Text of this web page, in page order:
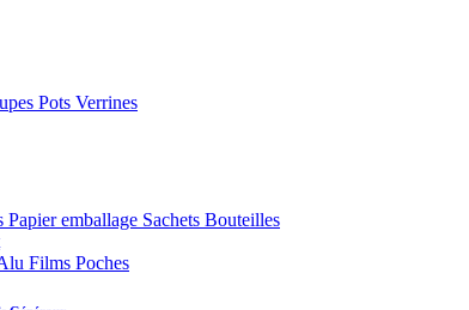
Pots Verrines
Papier emballage Sachets Bouteilles
Films Poches